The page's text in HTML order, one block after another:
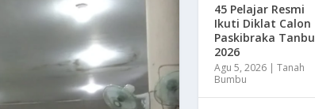
45 Pelajar Resmi
Ikuti Diklat Calon
Paskibraka Tanbu
2026
Agu 5, 2026| Tanah
Bumbu